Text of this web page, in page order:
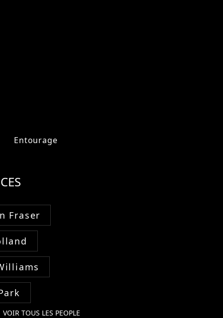
Entourage
Fraser
VOIR TOUS LES PEOPLE